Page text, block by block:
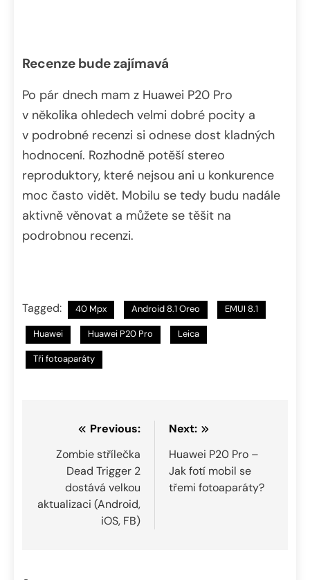
Recenze bude zajímavá
Po pár dnech mam z Huawei P20 Pro
v několika ohledech velmi dobré pocity a
v podrobné recenzi si odnese dost kladných
hodnocení. Rozhodně potěší stereo
reproduktory, které nejsou ani u konkurence
moc často vidět. Mobilu se tedy budu nadále
aktivně věnovat a můžete se těšit na
podrobnou recenzi.
Tagged: 40 Mpx Android 8.1 Oreo EMUI 8.1
Huawei Huawei P20 Pro Leica
Tři fotoaparáty
Navigace
pro
příspěvek
Previous:
Zombie střílečka
Dead Trigger 2
dostává velkou
aktualizaci (Android,
iOS, FB)
Next:
Huawei P20 Pro –
Jak fotí mobil se
třemi fotoaparáty?